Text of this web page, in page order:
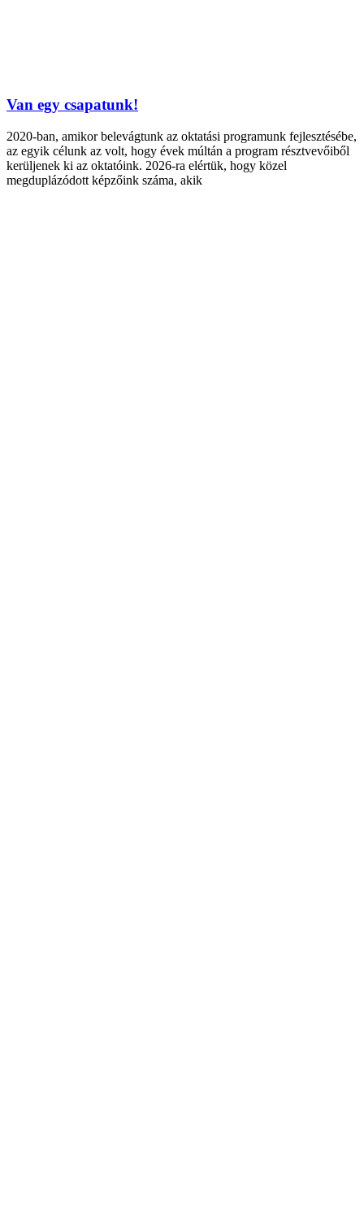
Van egy csapatunk!
2020-ban, amikor belevágtunk az oktatási programunk fejlesztésébe,
az egyik célunk az volt, hogy évek múltán a program résztvevőiből
kerüljenek ki az oktatóink. 2026-ra elértük, hogy közel
megduplázódott képzőink száma, akik